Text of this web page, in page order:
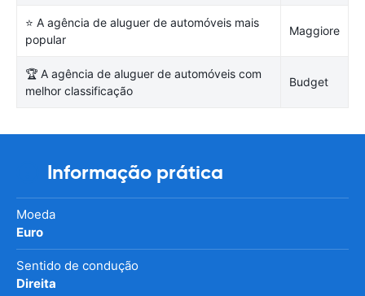
⭐ A agência de aluguer de automóveis mais
popular
Maggiore
🏆 A agência de aluguer de automóveis com
melhor classificação
Budget
Informação prática
Moeda
Euro
Sentido de condução
Direita